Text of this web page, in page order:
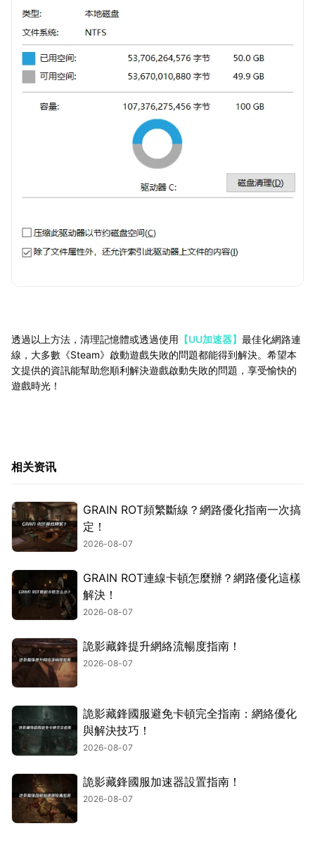
透過以上方法，清理記憶體或透過使用 【UU加速器】 最佳化網路連
線，大多數《Steam》啟動遊戲失敗的問題都能得到解決。希望本
文提供的資訊能幫助您順利解決遊戲啟動失敗的問題，享受愉快的
遊戲時光！
相关资讯
GRAIN ROT頻繁斷線？網路優化指南一次搞
定！
2026-08-07
GRAIN ROT連線卡頓怎麼辦？網路優化這樣
解決！
2026-08-07
詭影藏鋒提升網絡流暢度指南！
2026-08-07
詭影藏鋒國服避免卡頓完全指南：網絡優化
與解決技巧！
2026-08-07
詭影藏鋒國服加速器設置指南！
2026-08-07